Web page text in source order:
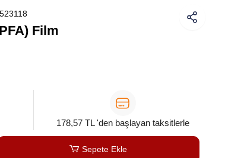
Film
178,57 TL 'den başlayan taksitlerle
Sepete Ekle